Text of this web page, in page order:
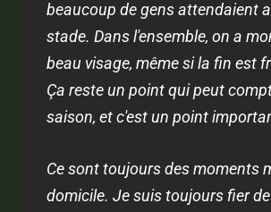
beaucoup de gens attendaient
stade. Dans l'ensemble, on a
beau visage, même si la fin est
Ça reste un point qui peut
saison, et c'est un point
Ce sont toujours des moments
domicile. Je suis toujours fier